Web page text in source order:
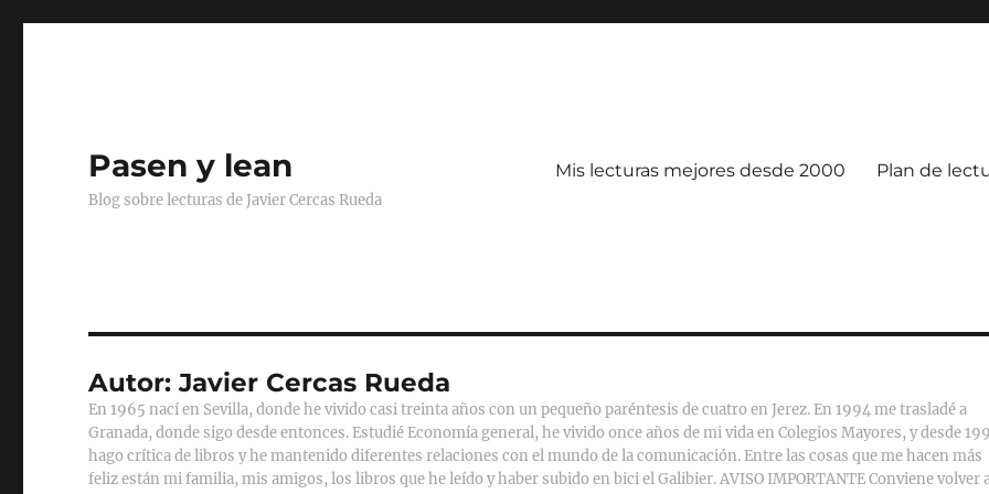
Pasen y lean
Blog sobre lecturas de Javier Cercas Rueda
Mis lecturas mejores desde 2000 Plan de
Autor:Javier Cercas Rueda
En 1965 nací en Sevilla, donde he vivido casi treinta años con un pequeño paréntesis de cuatro en Jerez. En 1994 me trasladé a
Granada, donde sigo desde entonces. Estudié Economía general, he vivido once años de mi vida en Colegios Mayores, y desde
hago crítica de libros y he mantenido diferentes relaciones con el mundo de la comunicación. Entre las cosas que me hacen más
feliz están mi familia, mis amigos, los libros que he leído y haber subido en bici el Galibier. AVISO IMPORTANTE Conviene volver